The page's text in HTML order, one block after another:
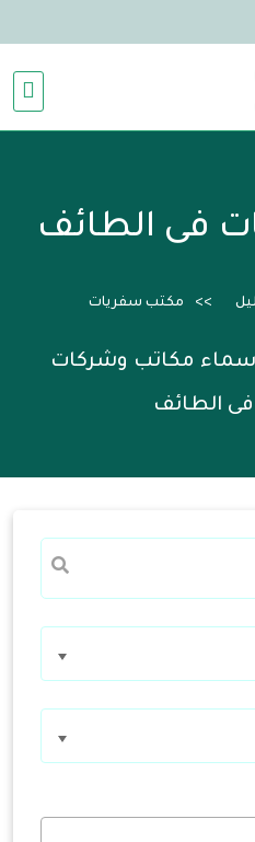
فى الطائف
مكتب سفريات
مكاتب وشركات
الطائف